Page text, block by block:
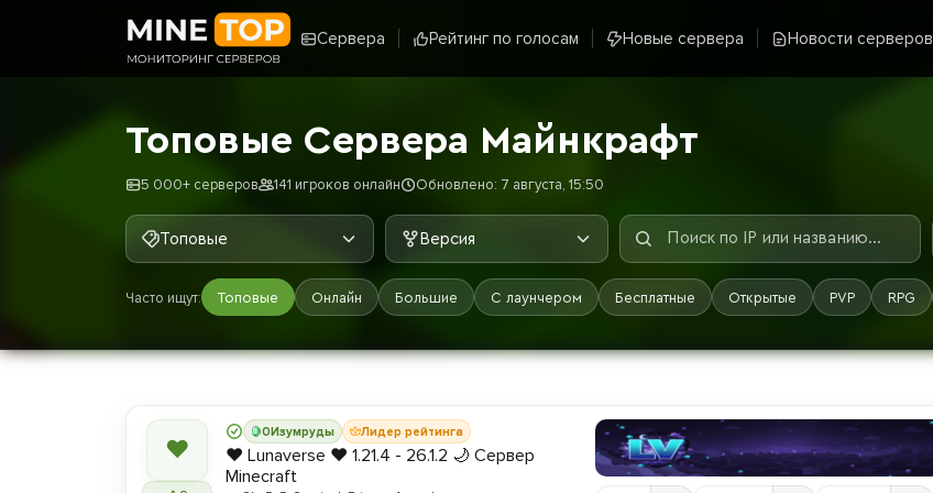
Сервера Рейтинг по голосам Новые сервера Новости серверов
Топовые Сервера Майнкрафт
5 000+ серверов 141 игроков онлайн Обновлено: 7 августа, 15:50
Топовые Версия
Часто ищут: Топовые Онлайн Большие С лаунчером Бесплатные Открытые PVP RPG
❤
0Изумруды Лидер рейтинга
❤️ Lunaverse ❤️ 1.21.4 - 26.1.2 🌙 Сервер
Minecraft